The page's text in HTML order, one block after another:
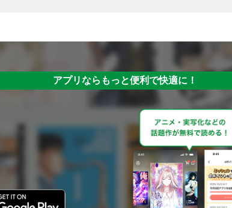
アプリならもっと便利で快適に！